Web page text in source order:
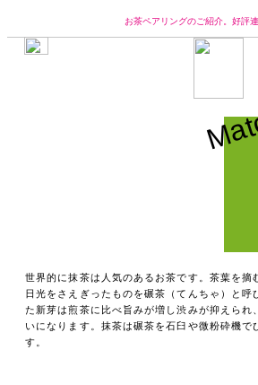
お茶ペアリングのご紹介。好評
コンセプト
ブランドオ
チームのご紹
お茶の楽しみ
お買い物
YUCa's Tea
・煎茶
世界的に抹茶は人気のあるお茶です。茶葉を摘
日光をさえぎったものを碾茶（てんちゃ）と
た新芽は煎茶に比べ旨みが増し渋みが抑えられ
いになります。抹茶は碾茶を石臼や微粉砕機
す。